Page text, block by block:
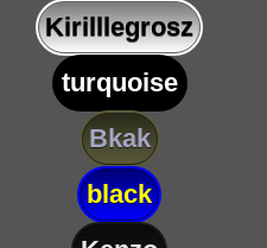
Kirilllegrosz
turquoise
Bkak
black